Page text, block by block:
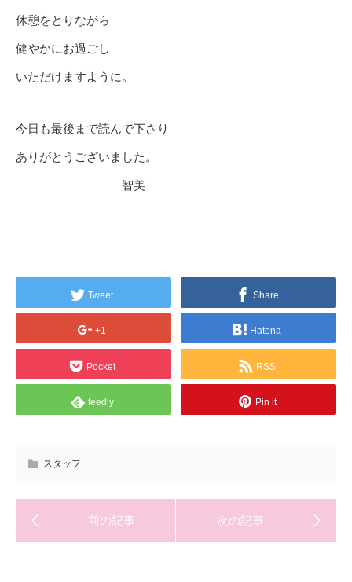
休憩をとりながら
健やかにお過ごし
いただけますように。
今日も最後まで読んで下さり
ありがとうございました。
智美
Tweet Share
+1 Hatena
Pocket RSS
feedly Pin it
スタッフ